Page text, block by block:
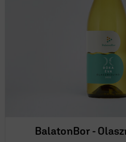
BalatonBor -